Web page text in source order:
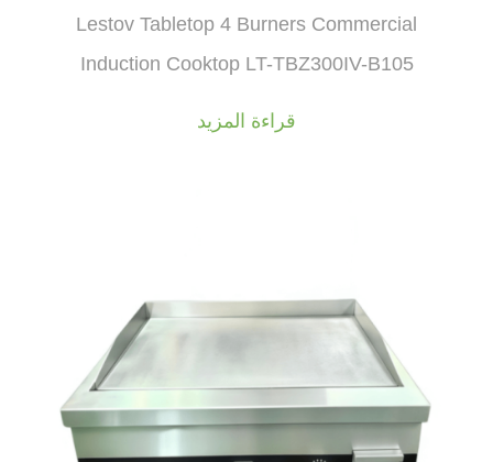
Lestov Tabletop 4 Burners Commercial
Induction Cooktop LT-TBZ300IV-B105
قراءة المزيد